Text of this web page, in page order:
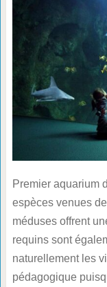
Premier aquarium
espèces venues
méduses offrent
requins sont
naturellement les
pédagogique